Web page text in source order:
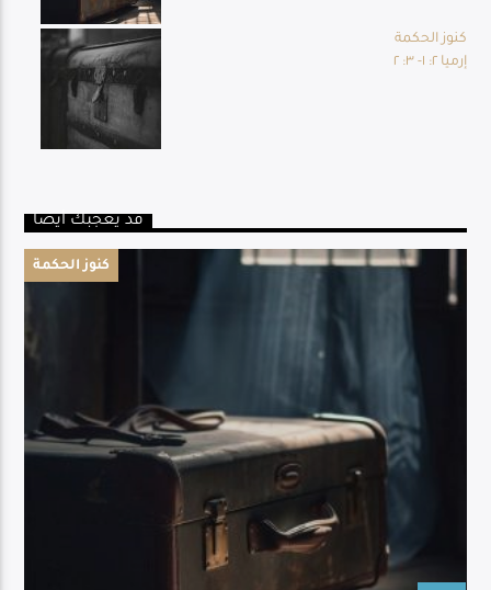
كنوز الحكمة
إرميا ٢: ١- ٣: ٢
قد يعجبك أيضا
كنوز الحكمة